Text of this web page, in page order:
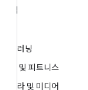
탐색
머신러닝
건강 및 피트니스
카메라 및 미디어